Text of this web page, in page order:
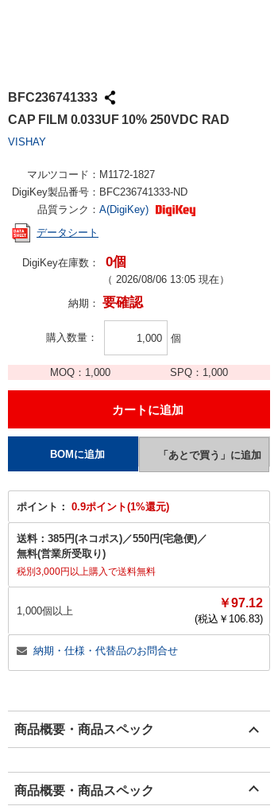
BFC236741333
CAP FILM 0.033UF 10% 250VDC RAD
VISHAY
マルツコード： M1172-1827
DigiKey製品番号： BFC236741333-ND
品質ランク： A(DigiKey)
データシート
DigiKey在庫数： 0個
（ 2026/08/06 13:05 現在）
納期： 要確認
購入数量 個
MOQ： 1,000 SPQ： 1,000
ポイント： 0.9ポイント(1%還元)
送料： 385円(ネコポス)／550円(宅急便)／
無料(営業所受取り)
税別3,000円以上購入で送料無料
1,000個以上
￥97.12
(税込￥ 106.83)
納期・仕様・代替品のお問合せ
商品概要・商品スペック
商品概要・商品スペック